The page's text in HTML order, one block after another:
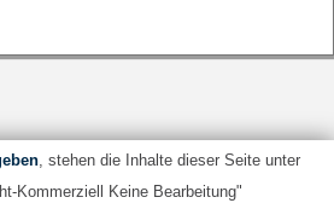
, stehen die Inhalte dieser Seite unter